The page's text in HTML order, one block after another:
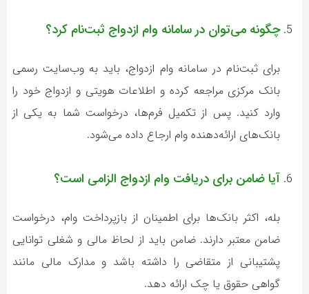
چگونه می‌توان در سامانه وام ازدواج ثبت‌نام کرد؟
برای ثبت‌نام در سامانه وام ازدواج، باید به وب‌سایت رسمی
بانک مرکزی مراجعه کرده و اطلاعات هویتی و ازدواج خود را
وارد کنید. پس از تکمیل فرم‌ها، درخواست شما به یکی از
بانک‌های ارائه‌دهنده وام ارجاع داده می‌شود.
آیا ضامن برای دریافت وام ازدواج الزامی است؟
بله، اکثر بانک‌ها برای اطمینان از بازپرداخت وام، درخواست
ضامن معتبر دارند. ضامن باید از لحاظ مالی و شغلی توانایی
پشتیبانی از متقاضی را داشته باشد و مدارک مالی مانند
گواهی حقوق یا چک ارائه دهد.